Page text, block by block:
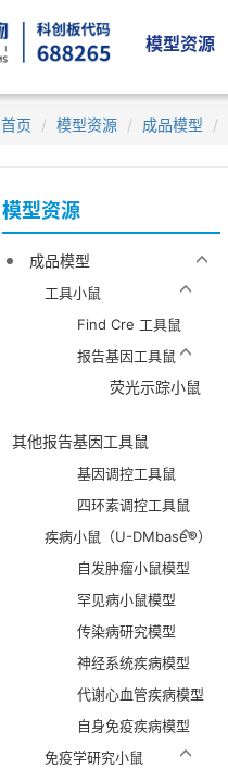
模型资源
首页 模型资源 成品模型
模型资源
成品模型
工具小鼠
Find Cre 工具鼠
报告基因工具鼠
荧光示踪小鼠
其他报告基因工具鼠
基因调控工具鼠
四环素调控工具鼠
疾病小鼠（U-DMbase®）
自发肿瘤小鼠模型
罕见病小鼠模型
传染病研究模型
神经系统疾病模型
代谢心血管疾病模型
自身免疫疾病模型
免疫学研究小鼠